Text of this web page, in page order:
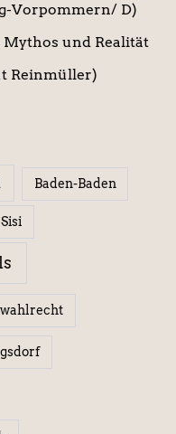
Vorpommern/ D)
und Realität
Reinmüller)
Baden-Baden